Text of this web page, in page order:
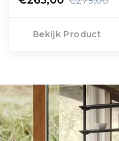
Bekijk Product